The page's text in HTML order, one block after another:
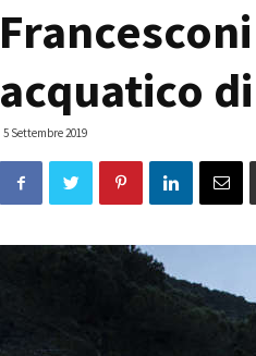
acquatico
5 Settembre 2019